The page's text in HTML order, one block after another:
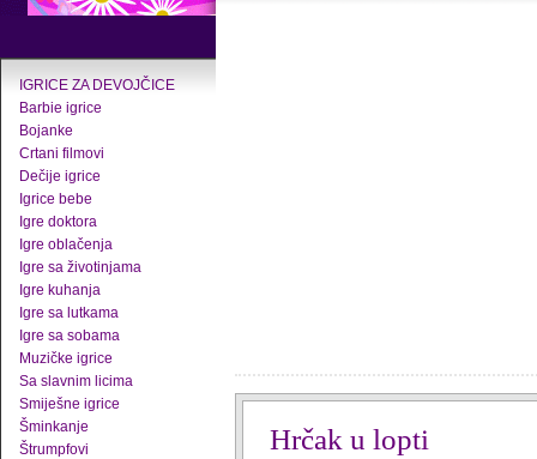
IGRICE ZA DEVOJČICE
Barbie igrice
Bojanke
Crtani filmovi
Dečije igrice
Igrice bebe
Igre doktora
Igre oblačenja
Igre sa životinjama
Igre kuhanja
Igre sa lutkama
Igre sa sobama
Muzičke igrice
Sa slavnim licima
Smiješne igrice
Šminkanje
Štrumpfovi
Hrčak u lopti